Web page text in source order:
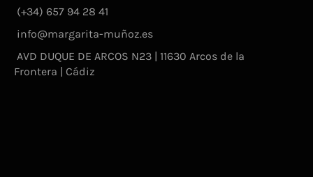
(+34) 657 94 28 41
info@margarita-muñoz.es
AVD DUQUE DE ARCOS N23 | 11630 Arcos de la
Frontera | Cádiz